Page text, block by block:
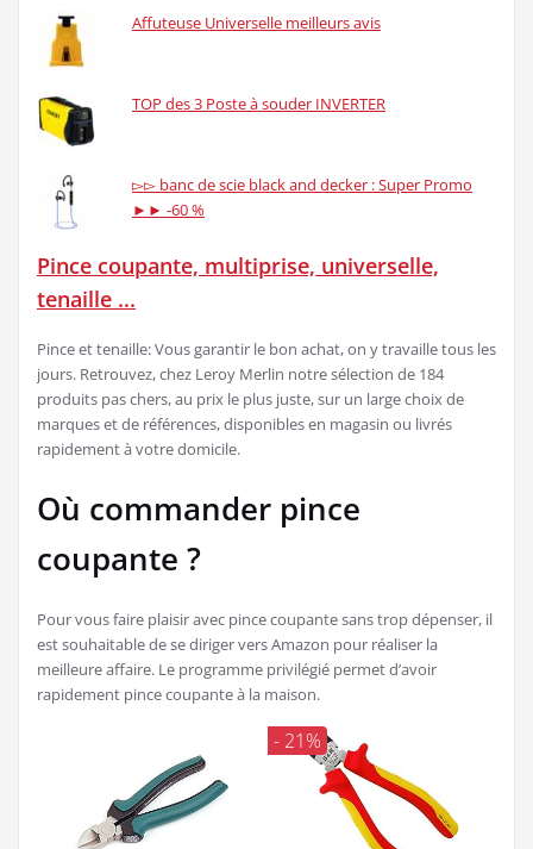
Affuteuse Universelle meilleurs avis
TOP des 3 Poste à souder INVERTER
▻▻ banc de scie black and decker : Super Promo
►► -60 %
Pince coupante, multiprise, universelle,
tenaille ...
Pince et tenaille: Vous garantir le bon achat, on y travaille tous les
jours. Retrouvez, chez Leroy Merlin notre sélection de 184
produits pas chers, au prix le plus juste, sur un large choix de
marques et de références, disponibles en magasin ou livrés
rapidement à votre domicile.
Où commander pince
coupante ?
Pour vous faire plaisir avec pince coupante sans trop dépenser, il
est souhaitable de se diriger vers Amazon pour réaliser la
meilleure affaire. Le programme privilégié permet d’avoir
rapidement pince coupante à la maison.
- 21%